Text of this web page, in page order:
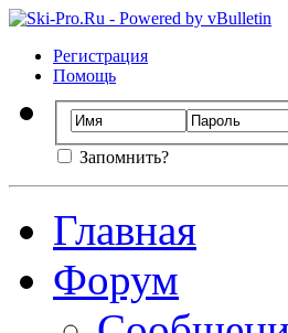
Регистрация
Помощь
Запомнить?
Главная
Форум